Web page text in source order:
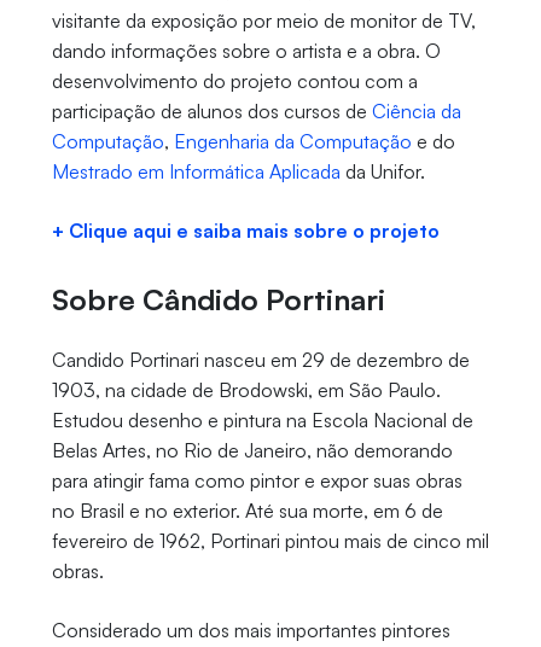
visitante da exposição por meio de monitor de TV,
dando informações sobre o artista e a obra. O
desenvolvimento do projeto contou com a
participação de alunos dos cursos de Ciência da
Computação, Engenharia da Computação e do
Mestrado em Informática Aplicada da Unifor.
+ Clique aqui e saiba mais sobre o projeto
Sobre Cândido Portinari
Candido Portinari nasceu em 29 de dezembro de
1903, na cidade de Brodowski, em São Paulo.
Estudou desenho e pintura na Escola Nacional de
Belas Artes, no Rio de Janeiro, não demorando
para atingir fama como pintor e expor suas obras
no Brasil e no exterior. Até sua morte, em 6 de
fevereiro de 1962, Portinari pintou mais de cinco mil
obras.
Considerado um dos mais importantes pintores